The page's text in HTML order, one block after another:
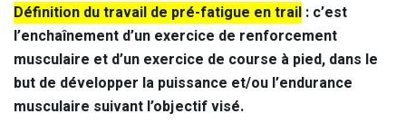
Définition du travail de pré-fatigue en trail : c’est
l’enchaînement d’un exercice de renforcement
musculaire et d’un exercice de course à pied, dans le
but de développer la puissance et/ou l’endurance
musculaire suivant l’objectif visé.